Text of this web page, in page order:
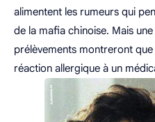
alimentent les rumeurs qui
de la mafia chinoise. Mais
prélèvements montreront
réaction allergique à un